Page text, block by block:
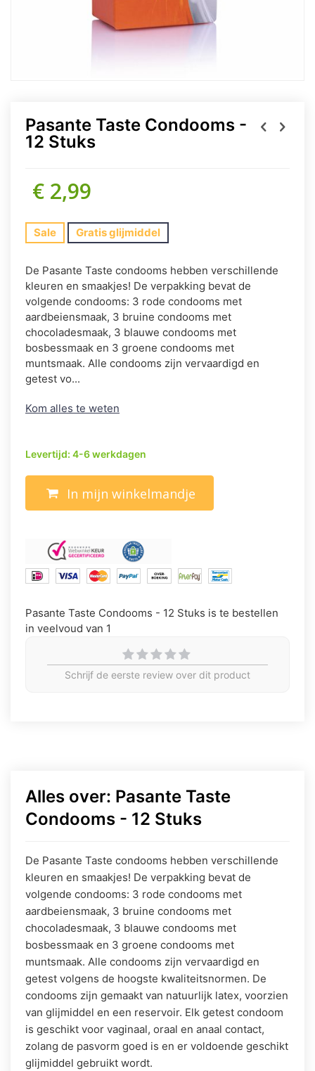
Pasante Taste Condooms -
12 Stuks
€ 2,99
Sale Gratis glijmiddel
De Pasante Taste condooms hebben verschillende
kleuren en smaakjes! De verpakking bevat de
volgende condooms: 3 rode condooms met
aardbeiensmaak, 3 bruine condooms met
chocoladesmaak, 3 blauwe condooms met
bosbessmaak en 3 groene condooms met
muntsmaak. Alle condooms zijn vervaardigd en
getest vo...
Kom alles te weten
Levertijd: 4-6 werkdagen
In mijn winkelmandje
Pasante Taste Condooms - 12 Stuks is te bestellen
in veelvoud van 1
Schrijf de eerste review over dit product
Alles over: Pasante Taste
Condooms - 12 Stuks
De Pasante Taste condooms hebben verschillende
kleuren en smaakjes! De verpakking bevat de
volgende condooms: 3 rode condooms met
aardbeiensmaak, 3 bruine condooms met
chocoladesmaak, 3 blauwe condooms met
bosbessmaak en 3 groene condooms met
muntsmaak. Alle condooms zijn vervaardigd en
getest volgens de hoogste kwaliteitsnormen. De
condooms zijn gemaakt van natuurlijk latex, voorzien
van glijmiddel en een reservoir. Elk getest condoom
is geschikt voor vaginaal, oraal en anaal contact,
zolang de pasvorm goed is en er voldoende geschikt
glijmiddel gebruikt wordt.